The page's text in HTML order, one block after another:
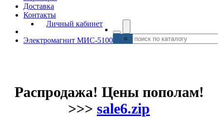
Доставка
Контакты
Личный кабинет
Электромагнит МИС-5100
Распродажа! Цены пополам!
>>> sale6.zip